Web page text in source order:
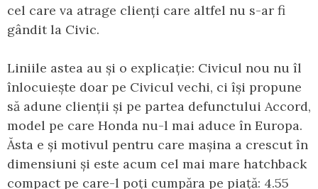
cel care va atrage clienți care altfel nu s-ar fi
gândit la Civic.
Liniile astea au și o explicație: Civicul nou nu îl
înlocuiește doar pe Civicul vechi, ci își propune
să adune clienții și pe partea defunctului Accord,
model pe care Honda nu-l mai aduce în Europa.
Ăsta e și motivul pentru care mașina a crescut în
dimensiuni și este acum cel mai mare hatchback
compact pe care-l poți cumpăra pe piață: 4.55